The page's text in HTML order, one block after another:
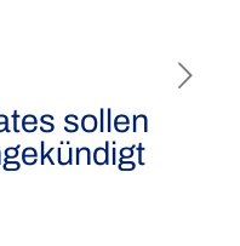
sollen